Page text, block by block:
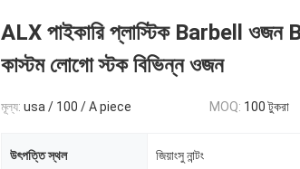
ALX পাইকারি প্লাস্টিক Barbell ওজন
কাস্টম লোগো স্টক বিভিন্ন ওজন
মূল্য: usa / 100 / A piece MOQ: 100 টুকরা
উৎপত্তি স্থল জিয়াংসু নান্টং